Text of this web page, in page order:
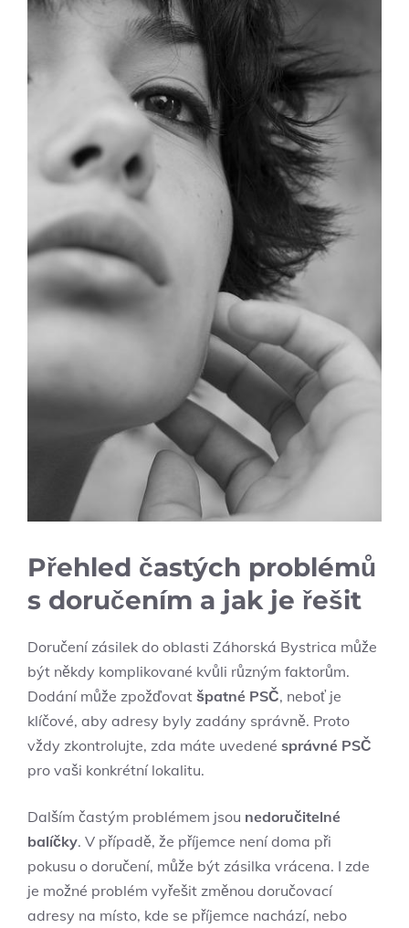
Přehled častých problémů
s doručením a jak je řešit
Doručení zásilek do oblasti Záhorská Bystrica může
být někdy komplikované kvůli různým faktorům.
Dodání může zpožďovat špatné PSČ, neboť je
klíčové, aby adresy byly zadány správně. Proto
vždy zkontrolujte, zda máte uvedené správné PSČ
pro vaši konkrétní lokalitu.
Dalším ⁢častým problémem jsou nedoručitelné
balíčky. V‌ případě, že příjemce není doma při​
pokusu o doručení, může být zásilka vrácena. I zde
je možné problém ⁤vyřešit změnou doručovací
adresy na místo, kde se příjemce nachází,​ nebo